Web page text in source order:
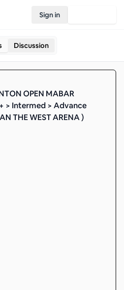
Sign in
Discussion
OPEN MABAR
> Intermed > Advance
THE WEST ARENA )